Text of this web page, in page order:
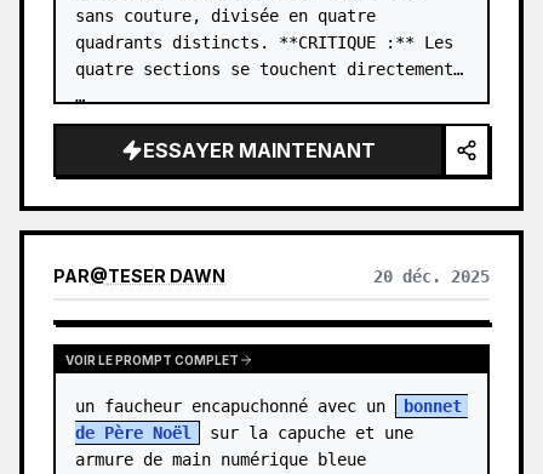
sans couture, divisée en quatre
quadrants distincts. **CRITIQUE :** Les
quatre sections se touchent directement.
…
ESSAYER MAINTENANT
PAR@TESER DAWN 20 déc. 2025
VOIR LE PROMPT COMPLET
un faucheur encapuchonné avec un
bonnet
de Père Noël
sur la capuche et une
armure de main numérique bleue